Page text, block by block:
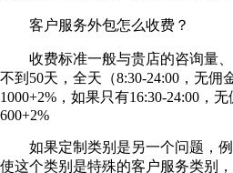
客户服务外包怎么收费？
收费标准一般与贵店的咨询量、
不到50天，全天（8:30-24:00，无佣
1000+2%，如果只有16:30-24:00，
600+2%
如果定制类别是另一个问题，例
使这个类别是特殊的客户服务类别